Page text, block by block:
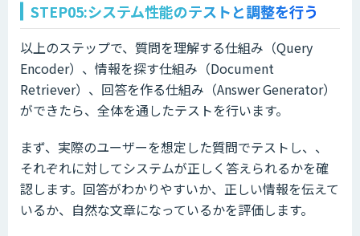
STEP05:システム性能のテストと調整を行う
以上のステップで、質問を理解する仕組み（Query
Encoder）、情報を探す仕組み（Document
Retriever）、回答を作る仕組み（Answer Generator）
ができたら、全体を通したテストを行います。
まず、実際のユーザーを想定した質問でテストし、、
それぞれに対してシステムが正しく答えられるかを確
認します。回答がわかりやすいか、正しい情報を伝えて
いるか、自然な文章になっているかを評価します。